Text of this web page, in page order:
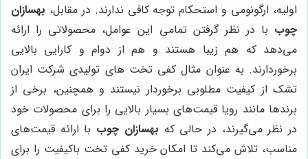
اولیه، ارگونومی و استحکام توجه کافی ندارند. در مقابل، بهسازان
چوب با در نظر گرفتن تمامی این عوامل، محصولاتی را ارائه
می‌دهد که هم زیبا هستند و هم از دوام و کارایی بالایی
برخوردارند. به عنوان مثال کفی تخت های تولیدی شرکت ایران
تشک از کیفیت مطلوبی برخوردار نیستند و همچنین، برخی از
برندها مانند رویا قیمت‌های بسیار بالایی را برای محصولات خود
در نظر می‌گیرند، در حالی که بهسازان چوب با ارائه قیمت‌های
مناسب، تلاش می‌کند تا امکان خرید کفی تخت باکیفیت را برای